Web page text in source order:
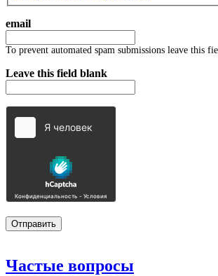
email
To prevent automated spam submissions leave this
Leave this field blank
Частые вопросы